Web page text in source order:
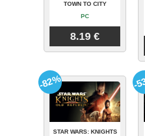
TOWN TO CITY
PC
8.19 €
STAR WARS: KNIGHTS
-82% -